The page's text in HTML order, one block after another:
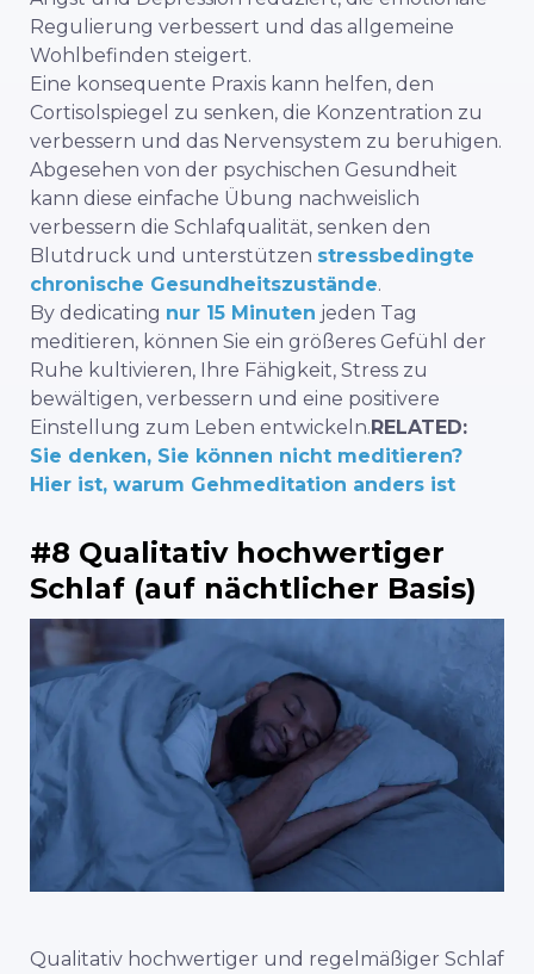
Regulierung verbessert und das allgemeine
Wohlbefinden steigert.
Eine konsequente Praxis kann helfen, den
Cortisolspiegel zu senken, die Konzentration zu
verbessern und das Nervensystem zu beruhigen.
Abgesehen von der psychischen Gesundheit
kann diese einfache Übung nachweislich
verbessern die Schlafqualität, senken den
Blutdruck und unterstützen stressbedingte
chronische Gesundheitszustände.
By dedicating nur 15 Minuten jeden Tag
meditieren, können Sie ein größeres Gefühl der
Ruhe kultivieren, Ihre Fähigkeit, Stress zu
bewältigen, verbessern und eine positivere
Einstellung zum Leben entwickeln.RELATED:
Sie denken, Sie können nicht meditieren?
Hier ist, warum Gehmeditation anders ist
#8 Qualitativ hochwertiger
Schlaf (auf nächtlicher Basis)
Qualitativ hochwertiger und regelmäßiger Schlaf